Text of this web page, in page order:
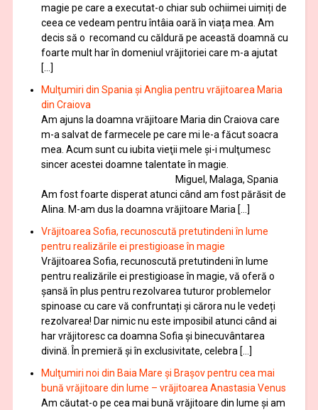
magie pe care a executat-o chiar sub ochiimei uimiți de
ceea ce vedeam pentru întâia oară în viața mea. Am
decis să o recomand cu căldură pe această doamnă cu
foarte mult har în domeniul vrăjitoriei care m-a ajutat
[…]
Mulţumiri din Spania şi Anglia pentru vrăjitoarea Maria
din Craiova
Am ajuns la doamna vrăjitoare Maria din Craiova care
m-a salvat de farmecele pe care mi le-a făcut soacra
mea. Acum sunt cu iubita vieţii mele şi-i mulţumesc
sincer acestei doamne talentate în magie.
Miguel, Malaga, Spania
Am fost foarte disperat atunci când am fost părăsit de
Alina. M-am dus la doamna vrăjitoare Maria […]
Vrăjitoarea Sofia, recunoscută pretutindeni în lume
pentru realizările ei prestigioase în magie
Vrăjitoarea Sofia, recunoscută pretutindeni în lume
pentru realizările ei prestigioase în magie, vă oferă o
şansă în plus pentru rezolvarea tuturor problemelor
spinoase cu care vă confruntați și cărora nu le vedeți
rezolvarea! Dar nimic nu este imposibil atunci când ai
har vrăjitoresc ca doamna Sofia şi binecuvântarea
divină. În premieră şi în exclusivitate, celebra […]
Mulţumiri noi din Baia Mare și Brașov pentru cea mai
bună vrăjitoare din lume – vrăjitoarea Anastasia Venus
Am căutat-o pe cea mai bună vrăjitoare din lume și am